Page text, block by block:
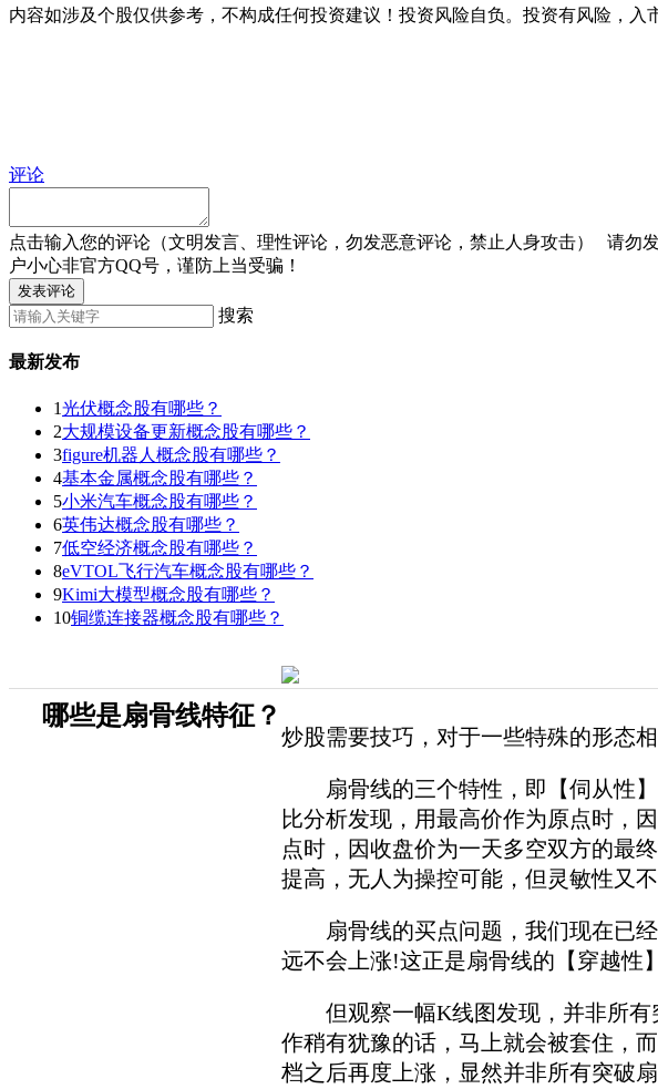
内容如涉及个股仅供参考，不构成任何投资建议！投资风险自负。投资有风险，入
评论
点击输入您的评论（文明发言、理性评论，勿发恶意评论，禁止人身攻击） 请勿
户小心非官方QQ号，谨防上当受骗！
发表评论
搜索
最新发布
1光伏概念股有哪些？
2大规模设备更新概念股有哪些？
3figure机器人概念股有哪些？
4基本金属概念股有哪些？
5小米汽车概念股有哪些？
6英伟达概念股有哪些？
7低空经济概念股有哪些？
8eVTOL飞行汽车概念股有哪些？
9Kimi大模型概念股有哪些？
10铜缆连接器概念股有哪些？
哪些是扇骨线特征？
炒股需要技巧，对于一些特殊的形态
扇骨线的三个特性，即【伺从性】
比分析发现，用最高价作为原点时，
点时，因收盘价为一天多空双方的最
提高，无人为操控可能，但灵敏性又
扇骨线的买点问题，我们现在已经
远不会上涨!这正是扇骨线的【穿越性
但观察一幅K线图发现，并非所有
作稍有犹豫的话，马上就会被套住，
档之后再度上涨，显然并非所有突破